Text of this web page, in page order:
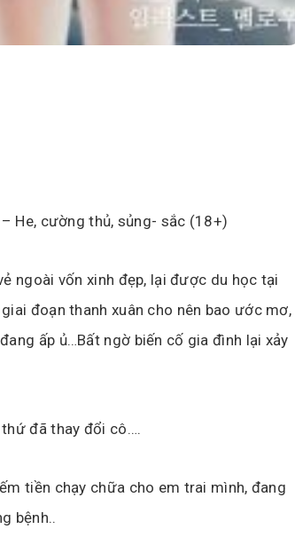
He, cường thủ, sủng- sắc (18+)
ngoài vốn xinh đẹp, lại được du học tại
đoạn thanh xuân cho nên bao ước mơ,
ấp ủ…Bất ngờ biến cố gia đình lại xảy
đã thay đổi cô….
tiền chạy chữa cho em trai mình, đang
bệnh..